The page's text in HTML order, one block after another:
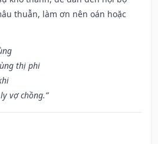
thuẫn, làm ơn nên oán hoặc
thị phi
vợ chồng.”